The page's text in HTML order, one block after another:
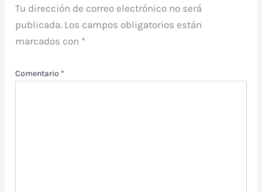
Tu dirección de correo electrónico no será
publicada. Los campos obligatorios están
marcados con *
Comentario *